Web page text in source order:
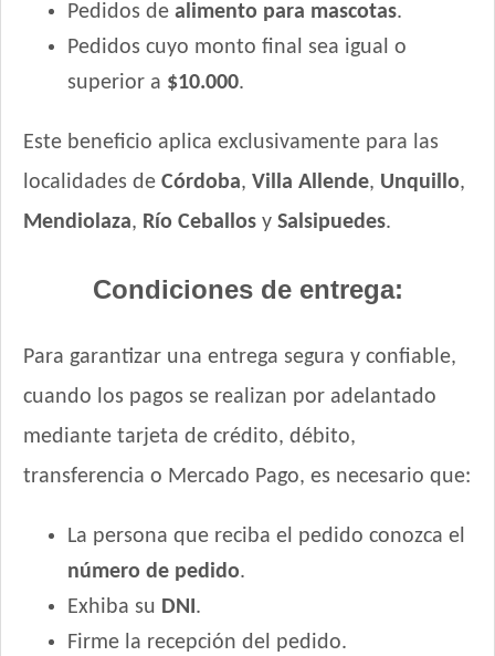
Pedidos de alimento para mascotas.
Pedidos cuyo monto final sea igual o
superior a $10.000.
Este beneficio aplica exclusivamente para las
localidades de Córdoba, Villa Allende, Unquillo,
Mendiolaza, Río Ceballos y Salsipuedes.
Condiciones de entrega:
Para garantizar una entrega segura y confiable,
cuando los pagos se realizan por adelantado
mediante tarjeta de crédito, débito,
transferencia o Mercado Pago, es necesario que:
La persona que reciba el pedido conozca el
número de pedido.
Exhiba su DNI.
Firme la recepción del pedido.